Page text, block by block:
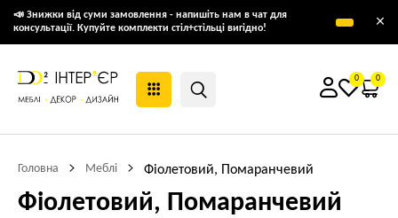
📣 Знижки від суми замовлення - напишіть нам в чат для
консультації. Купуйте комплекти стіл+стільці вигідно!
×
0 0
Головна Меблі Фіолетовий, Помаранчевий
Фіолетовий, Помаранчевий